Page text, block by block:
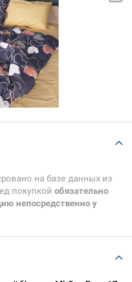
на базе данных из
покупкой обязательно
непосредственно у